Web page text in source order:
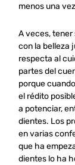
menos una
A veces,
con la belleza
respecta al
partes del
porque
el rédito
a potenciar,
dientes. Los
en varias
que ha
dientes lo ha